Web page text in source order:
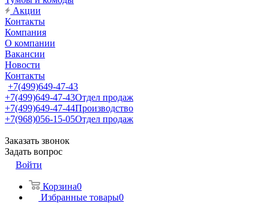
Акции
Контакты
Компания
О компании
Вакансии
Новости
Контакты
+7(499)649-47-43
+7(499)649-47-43Отдел продаж
+7(499)649-47-44Производство
+7(968)056-15-05Отдел продаж
Заказать звонок
Задать вопрос
Войти
Корзина0
Избранные товары0